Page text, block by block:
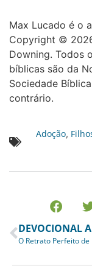
Max Lucado é o
Copyright ©
Downing. Todos
bíblicas são da
Sociedade
contrário.
Adoção,
DEVOCIONAL
O Retrato Perfeito de